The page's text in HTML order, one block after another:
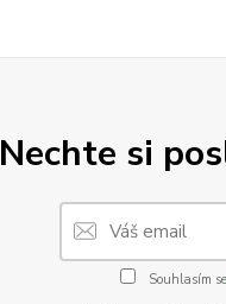
Nechte si
Souhlasím se